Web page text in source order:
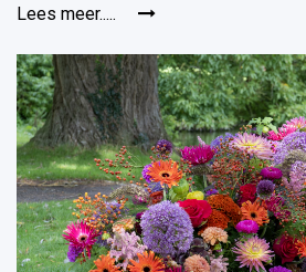
Lees meer.....